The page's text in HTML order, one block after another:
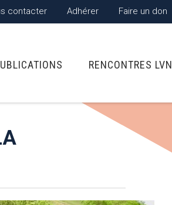
contacter Adhérer Faire un don
RENCONTRES LVN